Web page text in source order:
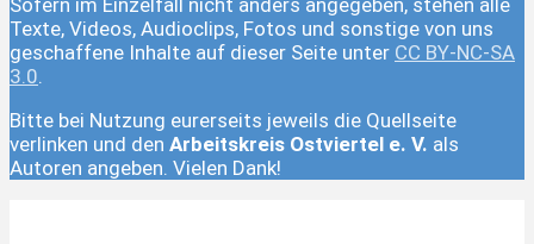
Texte, Videos, Audioclips, Fotos und sonstige von uns
geschaffene Inhalte auf dieser Seite unter CC BY-NC-SA
3.0.
Bitte bei Nutzung eurerseits jeweils die Quellseite
verlinken und den Arbeitskreis Ostviertel e. V. als
Autoren angeben. Vielen Dank!